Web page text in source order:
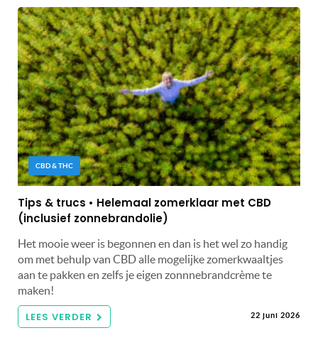
CBD & THC
Tips & trucs • Helemaal zomerklaar met CBD
(inclusief zonnebrandolie)
Het mooie weer is begonnen en dan is het wel zo handig
om met behulp van CBD alle mogelijke zomerkwaaltjes
aan te pakken en zelfs je eigen zonnnebrandcrème te
maken!
LEES VERDER 22 juni 2026